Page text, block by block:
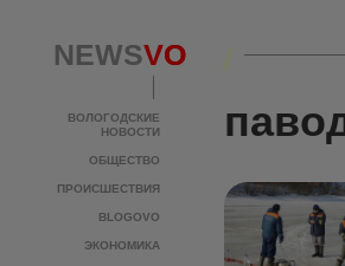
NEWSVO
ВОЛОГОДСКИЕ
НОВОСТИ
ОБЩЕСТВО
ПРОИСШЕСТВИЯ
BLOGOVO
ЭКОНОМИКА
NEWSVO
ВОЛОГОДСКИЕ
НОВОСТИ
ОБЩЕСТВО
ПРОИСШЕСТВИЯ
BLOGOVO
ЭКОНОМИКА